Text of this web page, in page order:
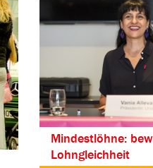
Mindestlöhne:
Lohngleichheit